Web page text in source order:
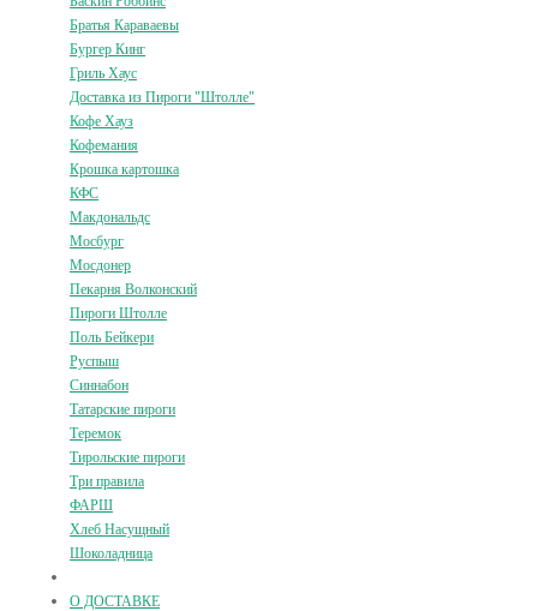
Братья Караваевы
Бургер Кинг
Гриль Хаус
Доставка из Пироги "Штолле"
Кофе Хауз
Кофемания
Крошка картошка
КФС
Макдональдс
Мосбург
Мосдонер
Пекарня Волконский
Пироги Штолле
Поль Бейкери
Руспыш
Синнабон
Татарские пироги
Теремок
Тирольские пироги
Три правила
ФАРШ
Хлеб Насущный
Шоколадница
О ДОСТАВКЕ